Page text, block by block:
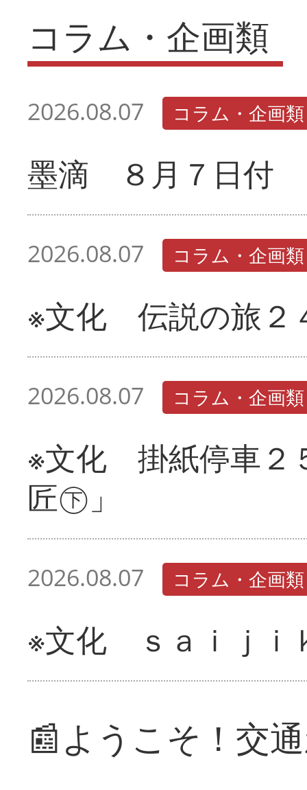
コラム・企画類
2026.08.07 コラム・企画類
墨滴 ８月７日付
2026.08.07 コラム・企画類
※文化 伝説の旅２
2026.08.07 コラム・企画類
※文化 掛紙停車２
匠㊦」
2026.08.07 コラム・企画類
※文化 ｓａｉｊ
📰ようこそ！交